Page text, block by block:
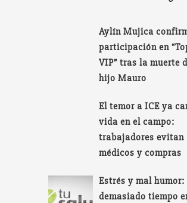
Aylín Mujica
participación en
VIP” tras la muerte
hijo Mauro
El temor a ICE ya
vida en el campo:
trabajadores evitan
médicos y compras
Estrés y mal
demasiado tiempo